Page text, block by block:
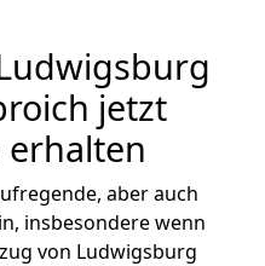
jetzt
aber auch
insbesondere wenn
von Ludwigsburg